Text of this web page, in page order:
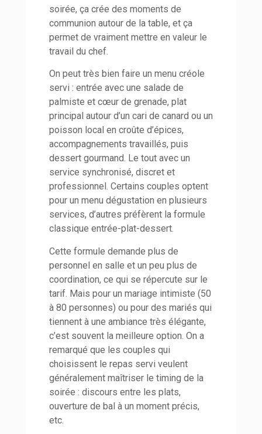
soirée, ça crée des moments de
communion autour de la table, et ça
permet de vraiment mettre en valeur le
travail du chef.
On peut très bien faire un menu créole
servi : entrée avec une salade de
palmiste et cœur de grenade, plat
principal autour d’un cari de canard ou un
poisson local en croûte d’épices,
accompagnements travaillés, puis
dessert gourmand. Le tout avec un
service synchronisé, discret et
professionnel. Certains couples optent
pour un menu dégustation en plusieurs
services, d’autres préfèrent la formule
classique entrée-plat-dessert.
Cette formule demande plus de
personnel en salle et un peu plus de
coordination, ce qui se répercute sur le
tarif. Mais pour un mariage intimiste (50
à 80 personnes) ou pour des mariés qui
tiennent à une ambiance très élégante,
c’est souvent la meilleure option. On a
remarqué que les couples qui
choisissent le repas servi veulent
généralement maîtriser le timing de la
soirée : discours entre les plats,
ouverture de bal à un moment précis,
etc.